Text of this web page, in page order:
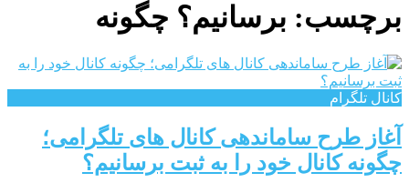
برچسب: برسانیم؟ چگونه
کانال تلگرام
آغاز طرح ساماندهی کانال های تلگرامی؛
چگونه کانال خود را به ثبت برسانیم؟